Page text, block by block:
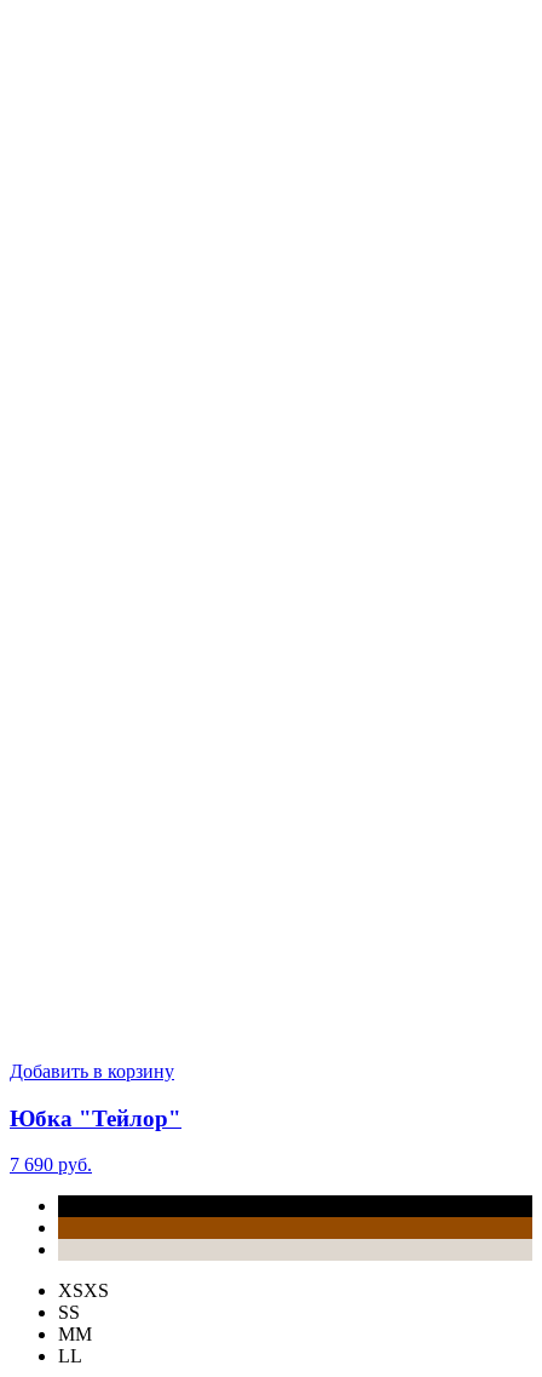
Добавить в корзину
Юбка "Тейлор"
7 690 руб.
XSXS
SS
MM
LL